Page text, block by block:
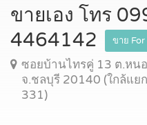
ขายเอง โทร
4464142
ขาย For
ซอยบ้านไทรคู่ 13 ต.หน
จ.ชลบุรี 20140 (ใกล้แ
331)